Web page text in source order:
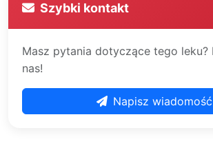
Szybki kontakt
Masz pytania dotyczące tego leku?
nas!
Napisz wiadomość